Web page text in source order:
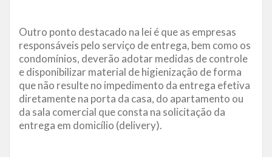
Outro ponto destacado na lei é que as empresas
responsáveis pelo serviço de entrega, bem como os
condomínios, deverão adotar medidas de controle
e disponibilizar material de higienização de forma
que não resulte no impedimento da entrega efetiva
diretamente na porta da casa, do apartamento ou
da sala comercial que consta na solicitação da
entrega em domicílio (delivery).